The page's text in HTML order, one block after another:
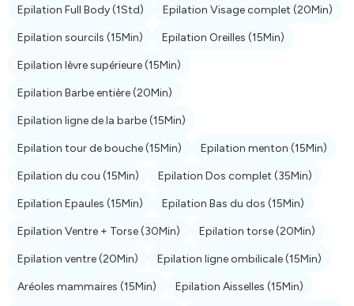
Epilation Full Body(1Std) Epilation Visage complet (20Min)
Epilation sourcils (15Min) Epilation Oreilles (15Min)
Epilation lèvre supérieure(15Min)
Epilation Barbe entière(20Min)
Epilation ligne de la barbe(15Min)
Epilation tour de bouche(15Min) Epilation menton (15Min)
Epilation du cou (15Min) Epilation Dos complet (35Min)
Epilation Epaules (15Min) Epilation Bas du dos (15Min)
Epilation Ventre + Torse(30Min) Epilation torse(20Min)
Epilation ventre(20Min) Epilation ligne ombilicale(15Min)
Aréoles mammaires (15Min) Epilation Aisselles (15Min)